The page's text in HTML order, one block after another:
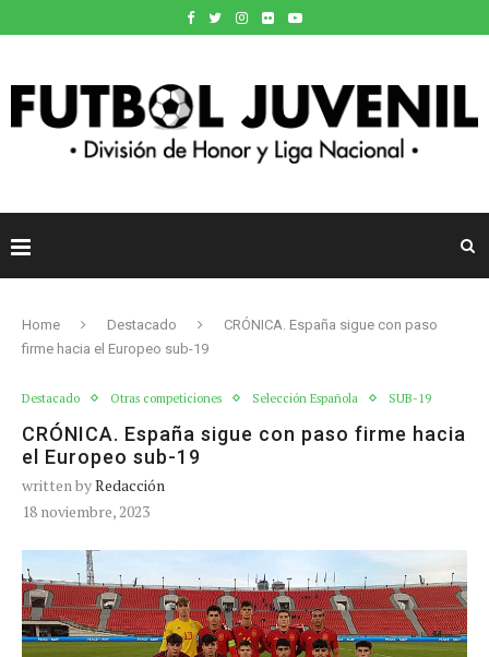
Home Destacado
CRÓNICA. España sigue con paso
firme hacia el Europeo sub-19
Destacado Otras competiciones Selección Española SUB-19
CRÓNICA. España sigue con paso firme hacia
el Europeo sub-19
written byRedacción
18 noviembre, 2023